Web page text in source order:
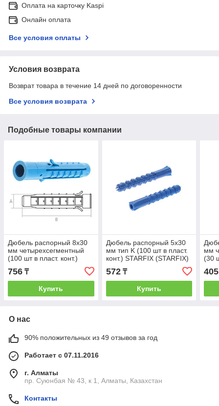
Оплата на карточку Kaspi
Онлайн оплата
Все условия оплаты
Условия возврата
Возврат товара в течение 14 дней по договоренности
Все условия возврата
Подобные товары компании
Дюбель распорный 8х30
мм четырехсегментный
(100 шт в пласт. конт.)
STARFIX (STARFIX)
(SMP2-44315-100)
756 ₸
Купить
Дюбель распорный 5х30
мм тип K (100 шт в пласт.
конт.) STARFIX (STARFIX)
(SMP1-40752-100)
572₸
Купить
мм
(30
405
О нас
90% положительных из 49 отзывов за год
Работает с 07.11.2016
г. Алматы
пр. Суюнбая № 43, к 1, Алматы, Казахстан
Контакты